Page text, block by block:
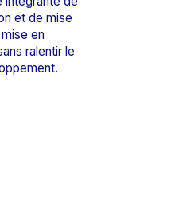
et de mise
en
ralentir le